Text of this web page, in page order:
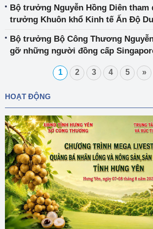
Bộ trưởng Nguyễn Hồng Diên
trưởng Khuôn khổ Kinh tế Ấn Độ
Bộ trưởng Bộ Công Thương
gỡ những người đồng cấp
Dương – Thái Bình Dương (IPEF)
1 2 3 4 5 »
HOẠT ĐỘNG